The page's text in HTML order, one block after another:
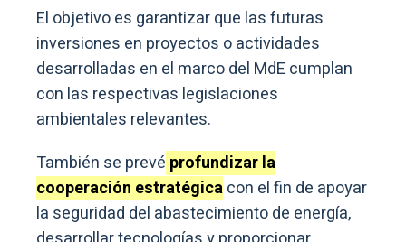
El objetivo es garantizar que las futuras
inversiones en proyectos o actividades
desarrolladas en el marco del MdE cumplan
con las respectivas legislaciones
ambientales relevantes.
También se prevé profundizar la
cooperación estratégicacon el fin de apoyar
la seguridad del abastecimiento de energía,